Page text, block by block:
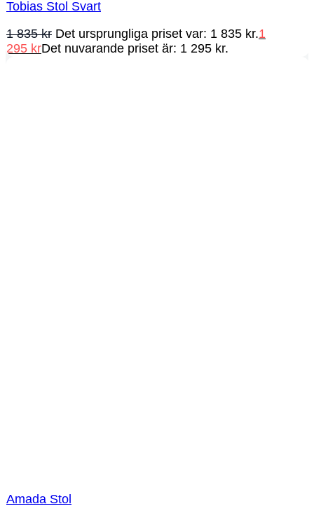
Tobias Stol Svart
1 835kr Det ursprungliga priset var: 1 835 kr.1
295 krDet nuvarande priset är: 1 295 kr.
Amada Stol